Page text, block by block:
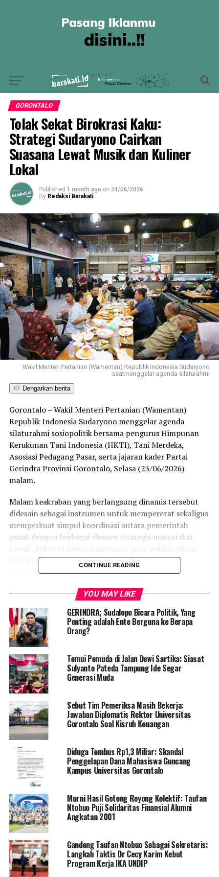
GORONTALO
Tolak Sekat Birokrasi Kaku:
Strategi Sudaryono Cairkan
Suasana Lewat Musik dan Kuliner
Lokal
Published 1 month ago on 24/06/2026
By Redaksi Barakati
Wakil Menteri Pertanian (Wamentan) Republik Indonesia Sudaryono
saatmenggelar agenda silaturahmi
Dengarkan berita
Gorontalo – Wakil Menteri Pertanian (Wamentan)
Republik Indonesia Sudaryono menggelar agenda
silaturahmi sosiopolitik bersama pengurus Himpunan
Kerukunan Tani Indonesia (HKTI), Tani Merdeka,
Asosiasi Pedagang Pasar, serta jajaran kader Partai
Gerindra Provinsi Gorontalo, Selasa (23/06/2026)
malam.
Malam keakraban yang berlangsung dinamis tersebut
didesain sebagai instrumen untuk mempererat sekaligus
memperkuat simpul koordinasi antara pemerintah
pusat dengan berbagai elemen strategis masyarakat
hulu pertanian hingga hilir perdagangan di Bumi
Serambi Madinah.
Dalam momentum informal tersebut, Sudaryono
disuguhi hidangan rahang tuna bakar, salah satu
mahakarya kuliner khas Gorontalo yang legendaris.
Menu ini dikenal luas sebagai hidangan wajib bagi para
pejabat negara dan tamu protokoler yang berkunjung ke
daerah tersebut.
Di hadapan ratusan pasang mata yang memadati area
pertemuan, Wamentan Sudaryono melayangkan rasa
kebersamaan lintas sektoral yang ditunjukkan oleh
masyarakat Gorontalo.
“Alhamdulillah, malam ini kami bisa bertatap muka dan
bersilaturahmi langsung dengan kawan-kawan pejuang
pangan dari HKTI, Tani Merdeka, Asosiasi Pedagang
Pasar, serta keluarga besar Partai Gerindra Gorontalo,”
ungkap Sudaryono hangat.
Bagi Sudaryono, ruang perjumpaan komunal seperti ini
memiliki urgensi tinggi untuk melebur sekat birokrasi,
merajut ukhuwah, sekaligus menjadi kanal sosiologis
untuk membumikan kebahagiaan bersama. “Esensinya
kita berkumpul, makan bersama, menikmati musik, dan
berbagi energi kegembiraan dengan kawan-kawan di
CONTINUE READING
YOU MAY LIKE
GERINDRA; Sudalopo Bicara Politik, Yang
Penting adalah Ente Berguna ke Berapa
Orang?
Temui Pemuda di Jalan Dewi Sartika: Siasat
Sulyanto Pateda Tampung Ide Segar
Generasi Muda
Sebut Tim Pemeriksa Masih Bekerja:
Jawaban Diplomatis Rektor Universitas
Gorontalo Soal Kisruh Keuangan
Diduga Tembus Rp1,3 Miliar: Skandal
Penggelapan Dana Mahasiswa Guncang
Kampus Universitas Gorontalo
Murni Hasil Gotong Royong Kolektif: Taufan
Ntobuo Puji Solidaritas Finansial Alumni
Angkatan 2001
Gandeng Taufan Ntobuo Sebagai Sekretaris:
Langkah Taktis Dr Cecy Karim Kebut
Program Kerja IKA UNDIP